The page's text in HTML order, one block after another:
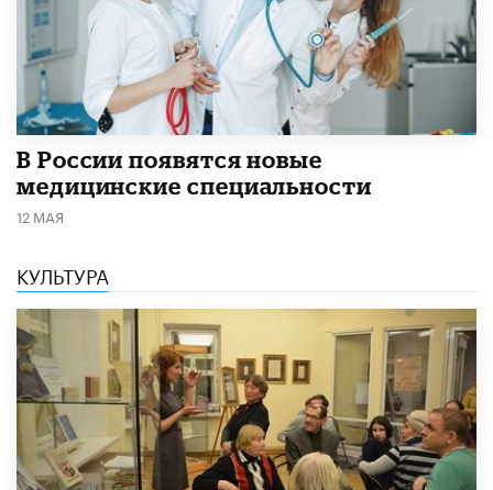
В России появятся новые
медицинские специальности
12 МАЯ
КУЛЬТУРА